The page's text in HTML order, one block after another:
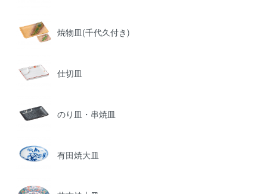
焼物皿(千代久付き)
仕切皿
のり皿・串焼皿
有田焼大皿